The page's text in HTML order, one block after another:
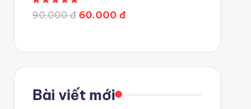
90.000 đ 60.000 đ
Bài viết mới